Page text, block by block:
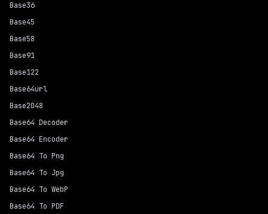
Base36
Base45
Base58
Base91
Base122
Base64url
Base2048
Base64 Decoder
Base64 Encoder
Base64 To Png
Base64 To Jpg
Base64 To WebP
Base64 To PDF